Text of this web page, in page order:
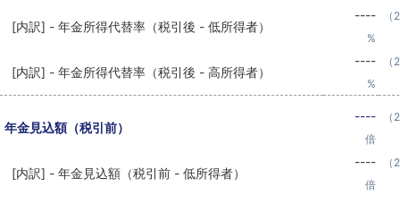
[内訳] - 年金所得代替率（税引後 - 低所得者）
----
%
[内訳] - 年金所得代替率（税引後 - 高所得者）
----
%
年金見込額（税引前）
----
倍
[内訳] - 年金見込額（税引前 - 低所得者）
----
倍